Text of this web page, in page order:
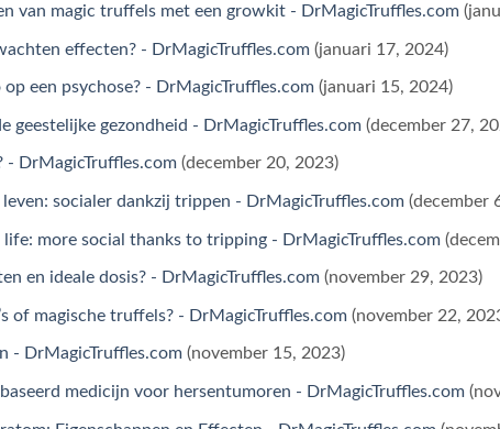
van magic truffels met een growkit - DrMagicTruffles.com
effecten? - DrMagicTruffles.com (januari 17, 2024)
een psychose? - DrMagicTruffles.com (januari 15, 2024)
geestelijke gezondheid - DrMagicTruffles.com (december 27,
- DrMagicTruffles.com (december 20, 2023)
socialer dankzij trippen - DrMagicTruffles.com (december
more social thanks to tripping - DrMagicTruffles.com
en ideale dosis? - DrMagicTruffles.com (november 29, 2023)
of magische truffels? - DrMagicTruffles.com (november 22,
- DrMagicTruffles.com (november 15, 2023)
medicijn voor hersentumoren - DrMagicTruffles.com